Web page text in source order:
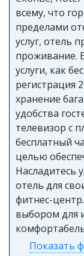
всему, что
пределами
услуг, отель
проживание.
услуги, как
регистрация
хранение
удобства
телевизор с
бесплатный
целью
Насладитесь
отель для
фитнес-
выбором для
Показать